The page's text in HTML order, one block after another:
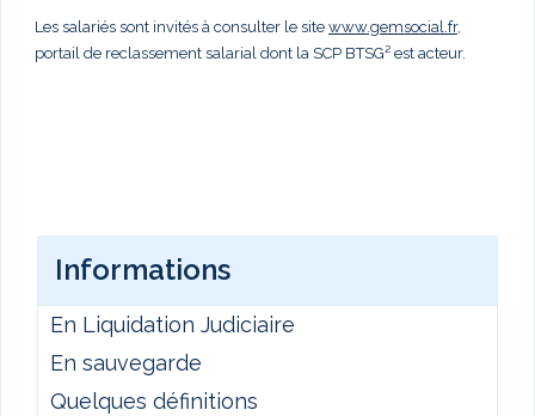
Les salariés sont invités à consulter le site www.gemsocial.fr,
portail de reclassement salarial dont la SCP BTSG² est acteur.
Informations
En Liquidation Judiciaire
En sauvegarde
Quelques définitions